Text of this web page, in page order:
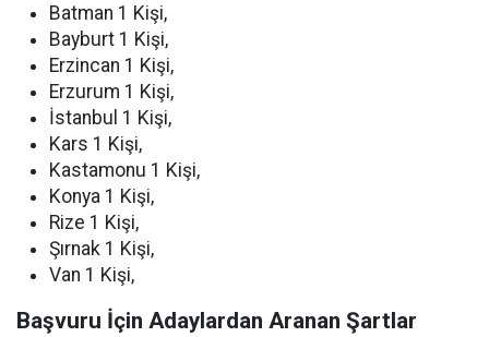
Batman 1 Kişi,
Bayburt 1 Kişi,
Erzincan 1 Kişi,
Erzurum 1 Kişi,
İstanbul 1 Kişi,
Kars 1 Kişi,
Kastamonu 1 Kişi,
Konya 1 Kişi,
Rize 1 Kişi,
Şırnak 1 Kişi,
Van 1 Kişi,
Başvuru İçin Adaylardan Aranan Şartlar